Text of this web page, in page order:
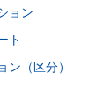
ョン
ト
ン（区分）